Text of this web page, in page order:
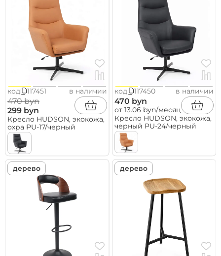
код 117451 в наличии
470 byn
299 byn
Кресло HUDSON, экокожа,
охра PU-17/черный
код 117450 в наличии
470 byn
от 13.06 byn/месяц
Кресло HUDSON, экокожа,
черный PU-24/черный
дерево дерево